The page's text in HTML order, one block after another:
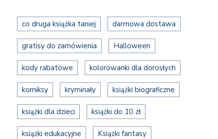
co druga książka taniej darmowa dostawa
gratisy do zamówienia Halloween
kody rabatowe kolorowanki dla dorosłych
komiksy kryminały książki biograficzne
książki dla dzieci książki do 10 zł
książki edukacyjne Książki fantasy